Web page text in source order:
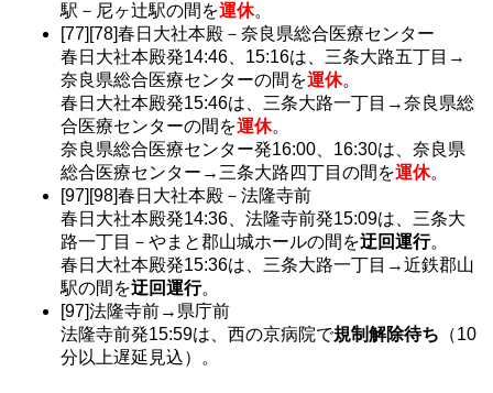
駅－尼ヶ辻駅の間を運休。
[77][78]春日大社本殿－奈良県総合医療センター
春日大社本殿発14:46、15:16は、三条大路五丁目→
奈良県総合医療センターの間を運休。
春日大社本殿発15:46は、三条大路一丁目→奈良県総
合医療センターの間を運休。
奈良県総合医療センター発16:00、16:30は、奈良県
総合医療センター→三条大路四丁目の間を運休。
[97][98]春日大社本殿－法隆寺前
春日大社本殿発14:36、法隆寺前発15:09は、三条大
路一丁目－やまと郡山城ホールの間を迂回運行。
春日大社本殿発15:36は、三条大路一丁目→近鉄郡山
駅の間を迂回運行。
[97]法隆寺前→県庁前
法隆寺前発15:59は、西の京病院で規制解除待ち （10
分以上遅延見込）。